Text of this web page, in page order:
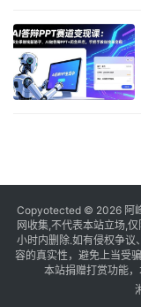
Copyotected © 2026 阿
网收集,不代表本站立场,
小时内删除.如有侵权争议
容的真实性，避免上当受
本站捐赠打赏功能